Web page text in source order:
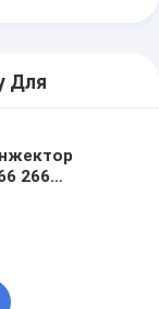
Для
266